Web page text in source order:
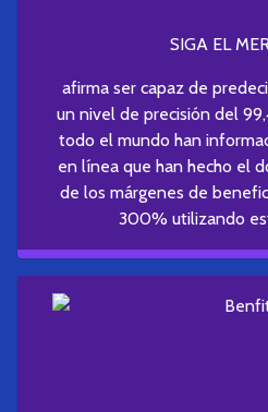
SIGA EL
afirma ser capaz de
un nivel de precisión del
todo el mundo han
en línea que han hecho el
de los márgenes de
300% utilizando